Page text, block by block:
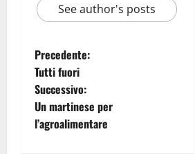
See author's posts
Precedente:
Tutti fuori
Successivo:
Un martinese per
l’agroalimentare